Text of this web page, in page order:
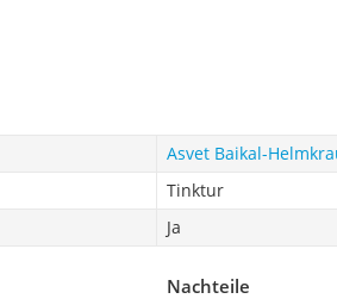
Asvet Baikal-
Tinktur
Ja
Nachteile